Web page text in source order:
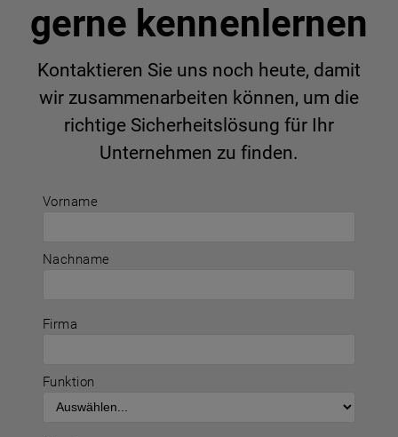
Vorname
Nachname
Firma
Funktion
gerne kennenlernen
Kontaktieren Sie uns noch heute, damit
wir zusammenarbeiten können, um die
richtige Sicherheitslösung für Ihr
Unternehmen zu finden.